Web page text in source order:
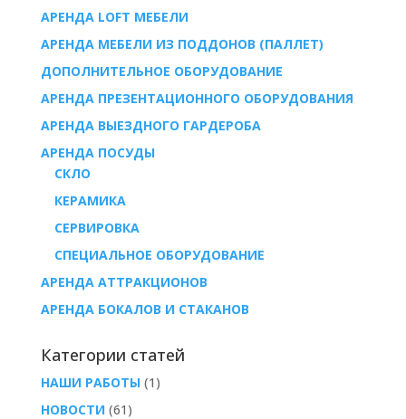
АРЕНДА LOFT МЕБЕЛИ
АРЕНДА МЕБЕЛИ ИЗ ПОДДОНОВ (ПАЛЛЕТ)
ДОПОЛНИТЕЛЬНОЕ ОБОРУДОВАНИЕ
АРЕНДА ПРЕЗЕНТАЦИОННОГО ОБОРУДОВАНИЯ
АРЕНДА ВЫЕЗДНОГО ГАРДЕРОБА
AРЕНДА ПОСУДЫ
СКЛО
КЕРАМИКА
СЕРВИРОВКА
СПЕЦИАЛЬНОЕ ОБОРУДОВАНИЕ
АРЕНДА АТТРАКЦИОНОВ
АРЕНДА БОКАЛОВ И СТАКАНОВ
Категории статей
НАШИ РАБОТЫ(1)
НОВОСТИ(61)